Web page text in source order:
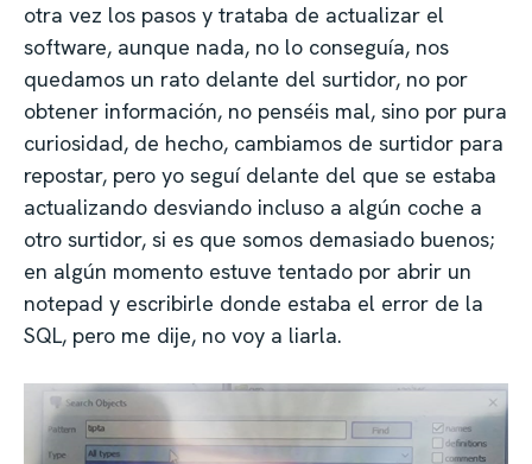
otra vez los pasos y trataba de actualizar el
software, aunque nada, no lo conseguía, nos
quedamos un rato delante del surtidor, no por
obtener información, no penséis mal, sino por pura
curiosidad, de hecho, cambiamos de surtidor para
repostar, pero yo seguí delante del que se estaba
actualizando desviando incluso a algún coche a
otro surtidor, si es que somos demasiado buenos;
en algún momento estuve tentado por abrir un
notepad y escribirle donde estaba el error de la
SQL, pero me dije, no voy a liarla.